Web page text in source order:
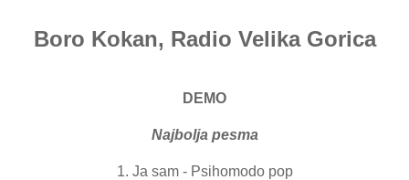
Boro Kokan, Radio Velika Gorica
DEMO
Najbolja pesma
1. Ja sam - Psihomodo pop